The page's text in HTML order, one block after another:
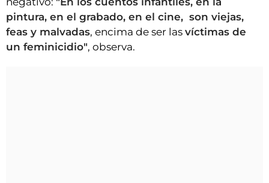
pintura, en el grabado, en el cine, son viejas,
feas y malvadas, encima de ser las víctimas de
un feminicidio", observa.